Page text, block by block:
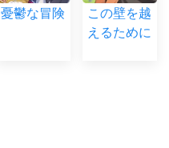
憂鬱な冒険
この壁を越
えるために